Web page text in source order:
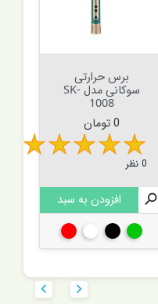
برس حرارتی
سوکانی مدل SK-
1008
قیمت
0 تومان
0 نظر

افزودن به سبد
سبز مشکی سفیدقرمز
 